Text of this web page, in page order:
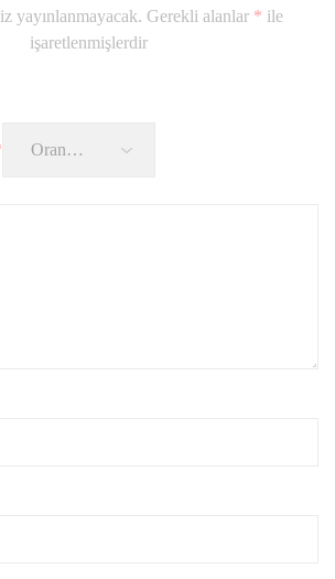
yayınlanmayacak. Gerekli alanlar * ile
işaretlenmişlerdir